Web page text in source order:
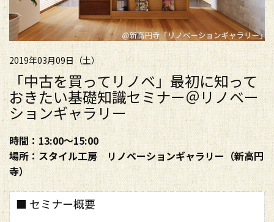
2019年03月09日（土）
「中古を買ってリノベ」最初に知って
おきたい基礎知識セミナー＠リノベー
ションギャラリー
時間：13:00～15:00
場所：スタイル工房 リノベーションギャラリー（新高円
寺）
■ セミナー概要